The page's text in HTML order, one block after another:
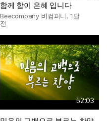
함께 함이 은혜 입니다
Beecompany 비컴퍼니, 1달
전
52:03